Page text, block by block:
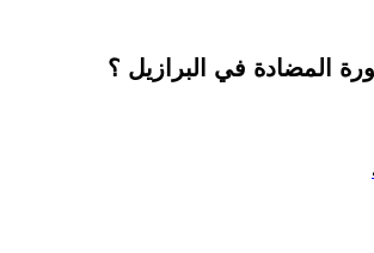
المضادة في البرازيل ؟